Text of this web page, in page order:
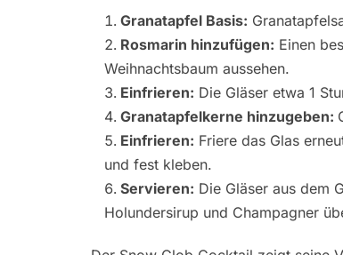
Granatapfel Basis:
Rosmarin hinzufügen: Einen
Weihnachtsbaum aussehen.
Einfrieren: Die Gläser etwa 1
Granatapfelkerne hinzugeben:
Einfrieren: Friere das Glas
und fest kleben.
Servieren: Die Gläser aus dem
Holundersirup und Champagner